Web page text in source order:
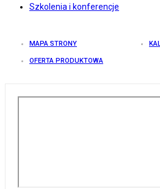
Szkolenia i konferencje
MAPA STRONY
OFERTA PRODUKTOWA